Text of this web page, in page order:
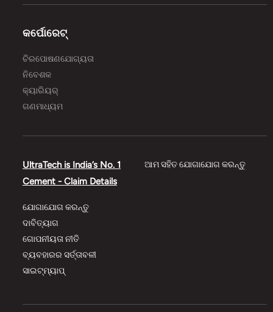
କର୍ପୋରେଟ୍
ଚିରପୋଷଣଯୋଗ୍ୟତା
ନିବେଶକ
କ୍ୟାରିୟର୍
ଗଣମାଧ୍ୟମ
UltraTech is India’s No. 1
Cement - Claim Details
ଯୋଗାଯୋଗ କରନ୍ତୁ
ଦାବିତ୍ୟାଗ
ଗୋପନୀୟତା ନୀତି
ବ୍ୟବହାରର ସର୍ତ୍ତାବଳୀ
ସାଇଟ୍‌‌ମ୍ୟାପ୍
ଆମ ସହିତ ଯୋଗାଯୋଗ କରନ୍ତୁ